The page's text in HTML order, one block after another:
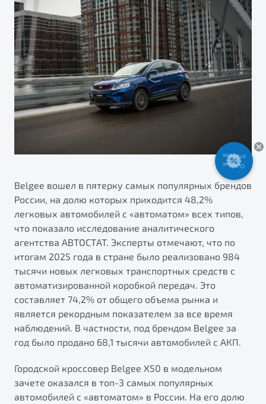
Яркий кроссовер
от 2 219 990 ₽*
Обзор В наличии
Элегантный и практичный седан
от 1 699 990 ₽*
Обзор В наличии
X70
Автокредит
Трейд-ин
Страхование
Расчет КАСКО
Узнайте о специальных выгодах при покупке
автомобиля Belgee
Подробно
Тест-драйв
Автокредит
Спецпредложения
ПОДДЕРЖКА
Гарантия Belgee
Belgee Линк
Belgee Клуб
Belgee Плюс
Реферальная программа
Будьте еще более уверены на дорогах с программой
"Помощь на дорогах"
Преимущества программы
О дилерском центре
Правовая информация
Belgee вошел в пятерку самых популярных брендов
России, на долю которых приходится 48,2%
легковых автомобилей с «автоматом» всех типов,
что показало исследование аналитического
агентства АВТОСТАТ. Эксперты отмечают, что по
итогам 2025 года в стране было реализовано 984
тысячи новых легковых транспортных средств с
автоматизированной коробкой передач. Это
составляет 74,2% от общего объема рынка и
является рекордным показателем за все время
наблюдений. В частности, под брендом Belgee за
год было продано 68,1 тысячи автомобилей с АКП.
Городской кроссовер Belgee X50 в модельном
зачете оказался в топ-3 самых популярных
автомобилей с «автоматом» в России. На его долю
Особые
условия